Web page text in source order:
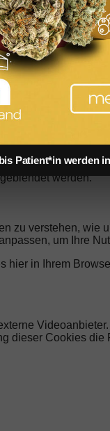
Dienste und
erforderlich
Website erneut
dass Sie immer
um
zur
Browsers
nicht
werden.
zu verstehen,
um Ihre
hier in Ihrem
Cookies
Patient*in werden